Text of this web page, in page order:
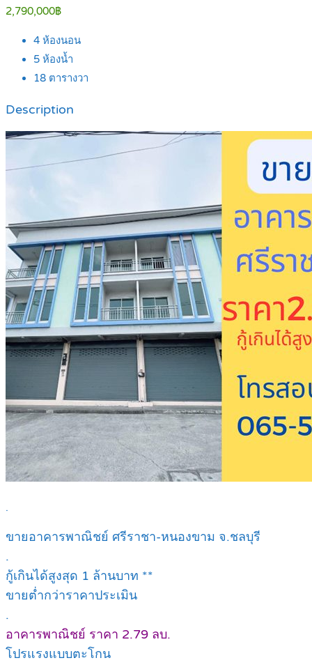
2,790,000฿
4 ห้องนอน
5 ห้องน้ำ
18 ตารางวา
Description
.
ขายอาคารพาณิชย์ ศรีราชา-หนองขาม จ.ชลบุรี
.
กู้เกินได้สูงสุด 1 ล้านบาท **
ขายต่ำกว่าราคาประเมิน
.
อาคารพาณิชย์ ราคา 2.79 ลบ.
โปรแรงแบบตะโกน